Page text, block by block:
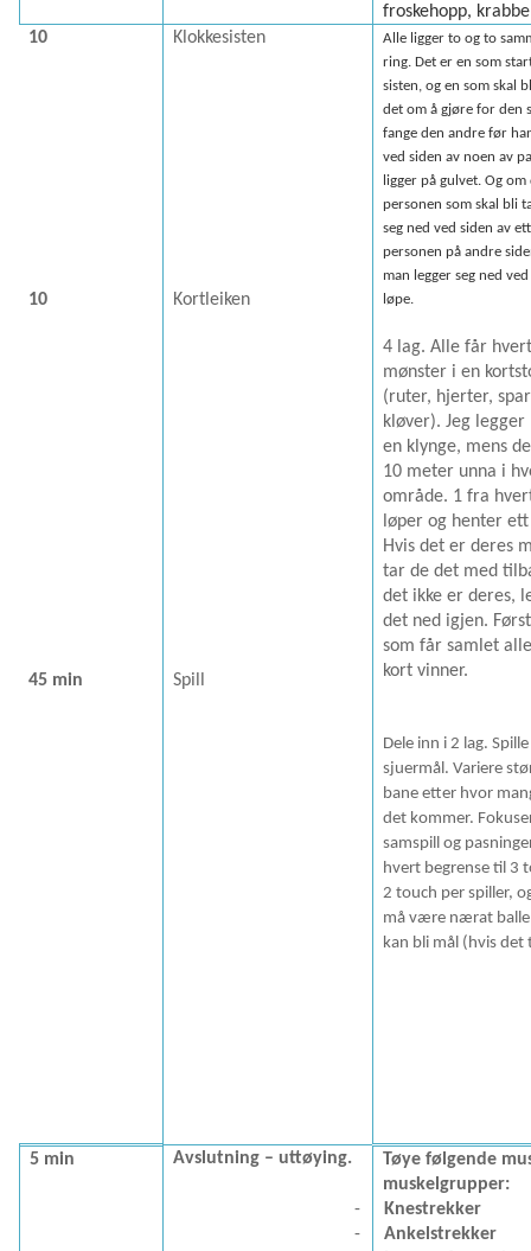
froskehopp, krabbe
10
10
45 min
Klokkesisten
Kortleiken
Spill
Alle ligger to og to
ring. Det er en som
sisten, og en som skal
det om å gjøre for den
fange den andre før
ved siden av noen av
ligger på gulvet. Og om
personen som skal bli
seg ned ved siden av
personen på andre
man legger seg ned
løpe.
4 lag. Alle får
mønster i en
(ruter, hjerter,
kløver). Jeg legger
en klynge, mens
10 meter unna i
område. 1 fra
løper og henter
Hvis det er deres
tar de det med
det ikke er deres,
det ned igjen.
som får samlet
kort vinner.
Dele inn i 2 lag.
sjuermål. Variere
bane etter hvor
det kommer.
samspill og
hvert begrense til 3
2 touch per spiller,
må være nærat
kan bli mål (hvis det
5 min Avslutning – uttøying.
Tøye følgende
muskelgrupper:
-
Knestrekker
-
Ankelstrekker